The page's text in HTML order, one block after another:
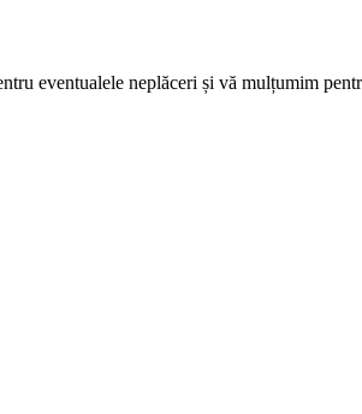
eventualele neplăceri și vă mulțumim